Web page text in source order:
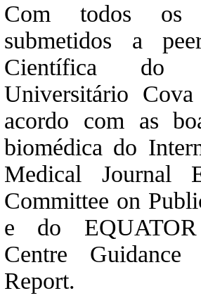
Com todos os
submetidos a
Científica do
Universitário
acordo com as
biomédica do
Medical Journal
Committee on
e do
Centre
Report.